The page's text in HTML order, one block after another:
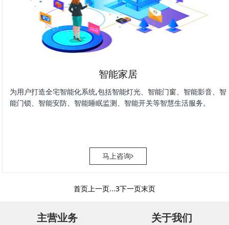
智能家居
为用户打造全宅智能化系统,包括智能灯光、智能门窗、智能影音、智
能门锁、智能安防、智能睡眠监测、智能开关等智慧生活服务。
马上咨询
首页上一页...3下一页末页
主营业务 关于我们